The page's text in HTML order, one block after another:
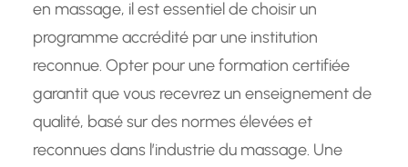
en massage, il est essentiel de choisir un
programme accrédité par une institution
reconnue. Opter pour une formation certifiée
garantit que vous recevrez un enseignement de
qualité, basé sur des normes élevées et
reconnues dans l’industrie du massage. Une